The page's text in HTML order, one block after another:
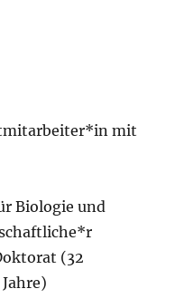
mit
Biologie und
(32